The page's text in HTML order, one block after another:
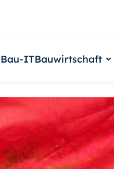
Bau-ITBauwirtschaft